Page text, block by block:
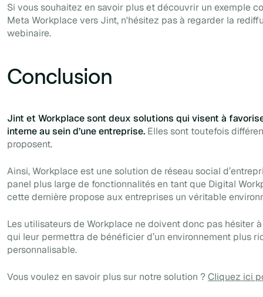
Si vous souhaitez en savoir plus et découvrir un exemple
Meta Workplace vers Jint, n'hésitez pas à regarder la
webinaire.
Conclusion
Jint et Workplace sont deux solutions qui visent à
interne au sein d’une entreprise. Elles sont toutefois
proposent.
Ainsi, Workplace est une solution de réseau social
panel plus large de fonctionnalités en tant que Digital
cette dernière propose aux entreprises un véritable
Les utilisateurs de Workplace ne doivent donc pas hésiter
qui leur permettra de bénéficier d’un environnement plus
personnalisable.
Vous voulez en savoir plus sur notre solution ?Cliquez ici